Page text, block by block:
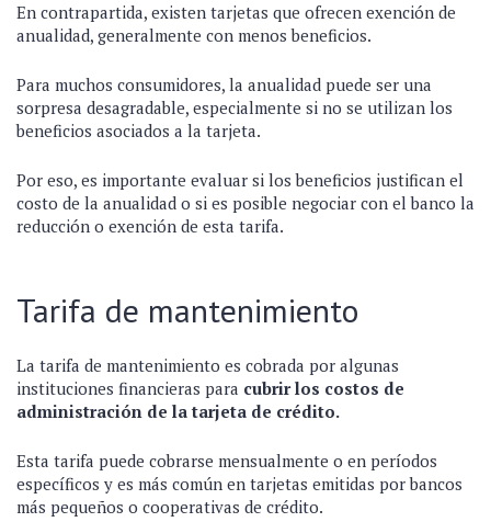
En contrapartida, existen tarjetas que ofrecen exención de
anualidad, generalmente con menos beneficios.
Para muchos consumidores, la anualidad puede ser una
sorpresa desagradable, especialmente si no se utilizan los
beneficios asociados a la tarjeta.
Por eso, es importante evaluar si los beneficios justifican el
costo de la anualidad o si es posible negociar con el banco la
reducción o exención de esta tarifa.
Tarifa de mantenimiento
La tarifa de mantenimiento es cobrada por algunas
instituciones financieras para cubrir los costos de
administración de la tarjeta de crédito.
Esta tarifa puede cobrarse mensualmente o en períodos
específicos y es más común en tarjetas emitidas por bancos
más pequeños o cooperativas de crédito.